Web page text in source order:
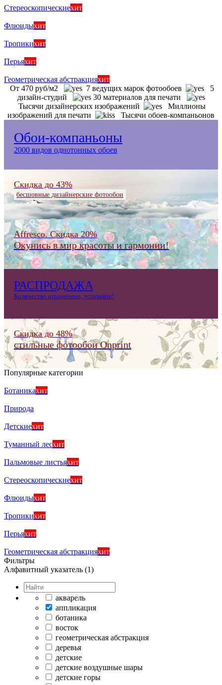
Стереоскопическиехит
Флюидыхит
Тропикихит
Перьяхит
Геометрическая абстракцияхит
От 470 руб/м2
7 ведущих марок фотообоев
5
дизайн-студий
30 материалов для печати
Тысячи дизайнерских изображений
Миллионы
изображений для печати
Тысячи обоев-компаньонов
Обои-компаньоны
2000 видов однотонных обоев
Скидка до 43%
бесшовные дизайнерские фотообои
Affresco. Скидка 20%
Окунись в мир красоты и гармонии!
РАСПРОДАЖА
Количество ограничено, успевайте!
Скидка до 48%
стильные фотообои Onprint
Популярные категории
Ботаникахит
Природа
Детскиехит
Туманный лесхит
Пальмовые листьяхит
Стереоскопическиехит
Флюидыхит
Тропикихит
Перьяхит
Геометрическая абстракцияхит
Фильтры
Алфавитный указатель (1)
акварель
аппликация
ботаника
восток
геометрическая абстракция
деревья
детские
детские воздушные шары
детские горы